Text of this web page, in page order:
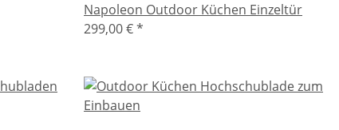
Napoleon Outdoor Küchen Einzeltür
299,00 €*